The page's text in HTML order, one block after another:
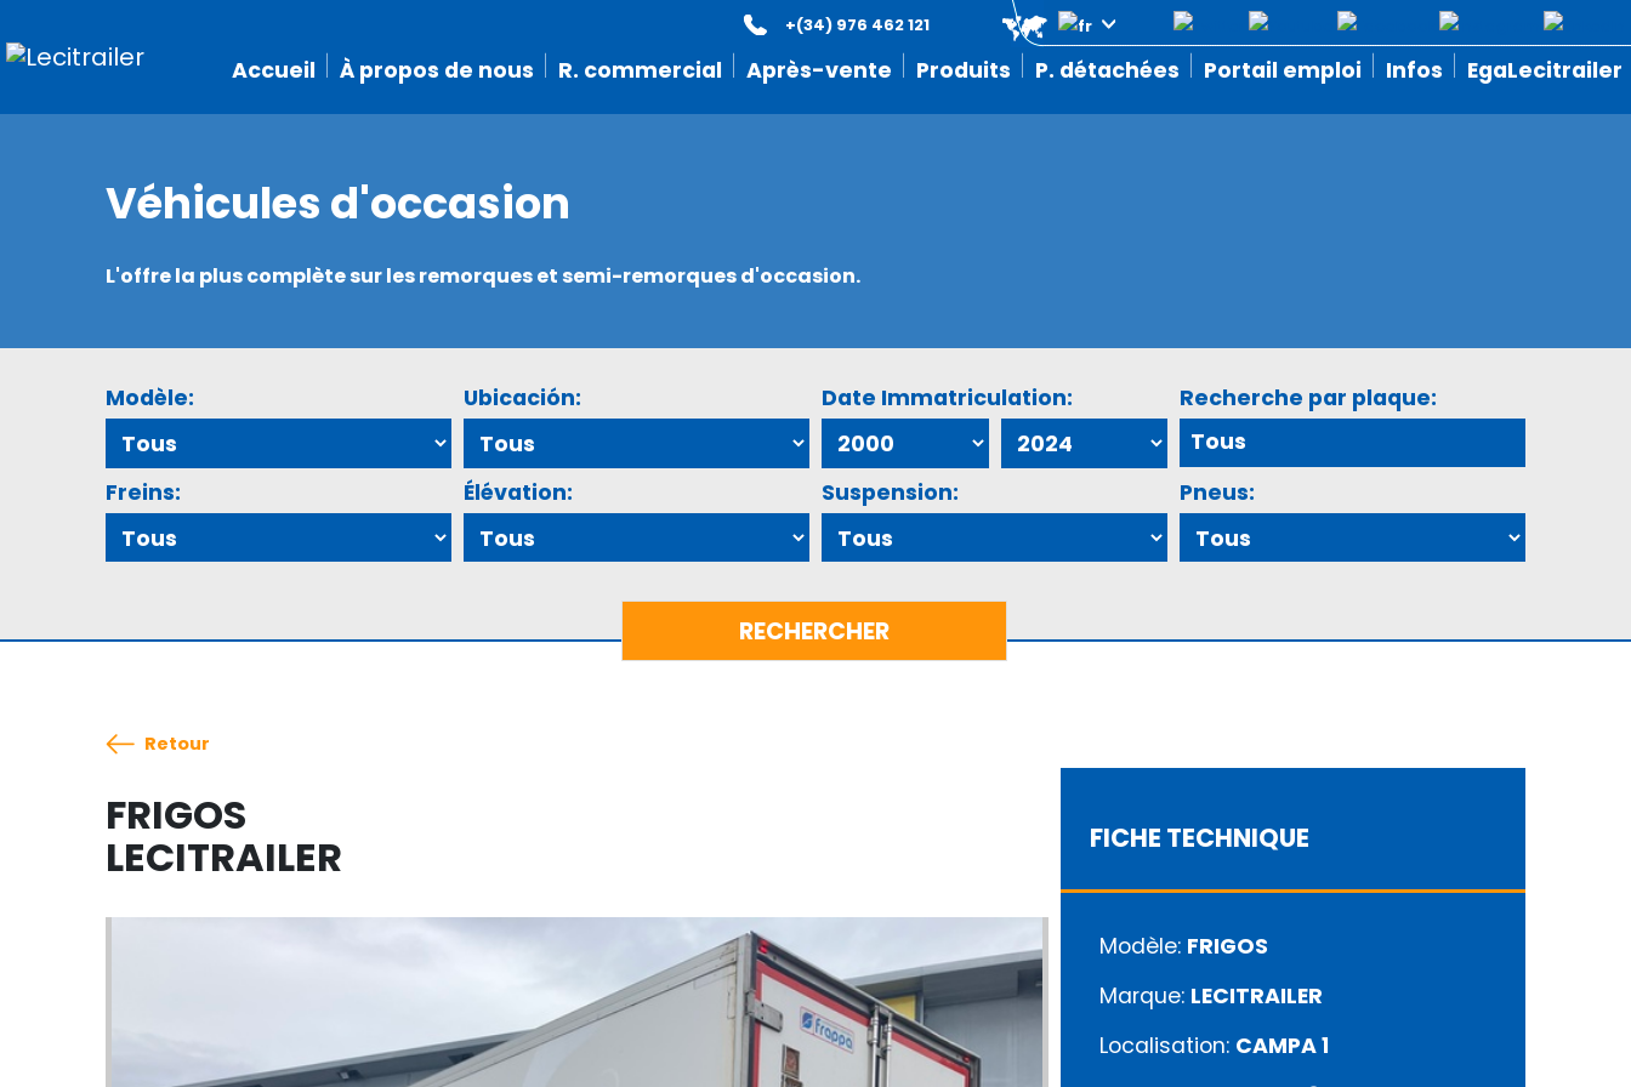
Accueil À propos de nous R. commercial Après-vente Produits P. détachées Portail emploi Infos EgaLecitrailer
+(34) 976 462 121
Véhicules d'occasion
L'offre la plus complète sur les remorques et semi-remorques d'occasion.
Modèle: Ubicación: Date Immatriculation: Recherche par plaque:
Freins: Élévation: Suspension: Pneus:
Retour
FRIGOS
LECITRAILER FICHE TECHNIQUE
Modèle: FRIGOS
Marque: LECITRAILER
Localisation: CAMPA 1